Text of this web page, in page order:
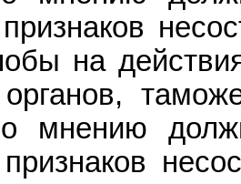
на
органов,
мнению